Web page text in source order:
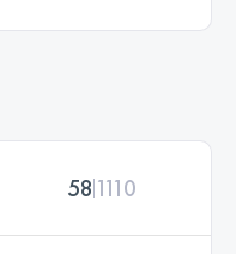
58 1110